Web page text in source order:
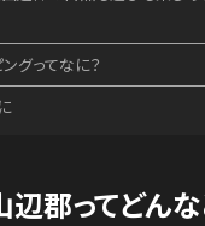
ングってなに？
郡ってどんな